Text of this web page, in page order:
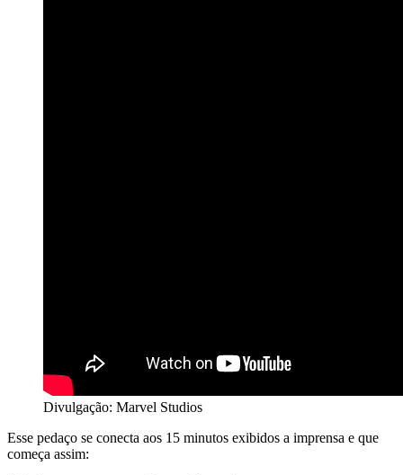
Divulgação: Marvel Studios
Esse pedaço se conecta aos 15 minutos exibidos a imprensa e que
começa assim: